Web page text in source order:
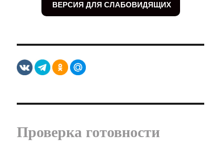
ВЕРСИЯ ДЛЯ СЛАБОВИДЯЩИХ
Проверка готовности